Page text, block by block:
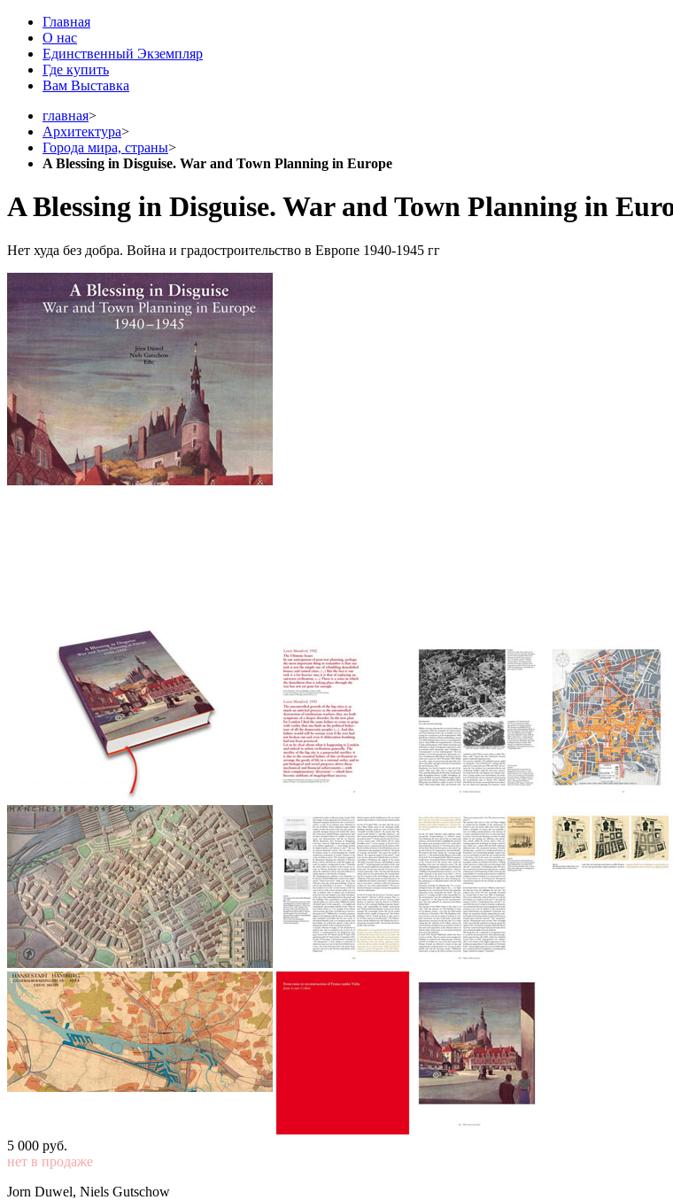
Главная
О нас
Единственный Экземпляр
Где купить
Вам Выставка
главная>
Архитектура>
Города мира, страны>
A Blessing in Disguise. War and Town Planning in Europe
A Blessing in Disguise. War and Town Planning in
Нет худа без добра. Война и градостроительство в Европе 1940-1945 гг
5 000 pуб.
нет в продаже
Jorn Duwel, Niels Gutschow